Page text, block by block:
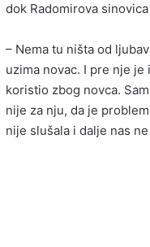
dok Radomirova
– Nema tu ništa od
uzima novac. I pre nje
koristio zbog novca.
nije za nju, da je
nije slušala i dalje nas